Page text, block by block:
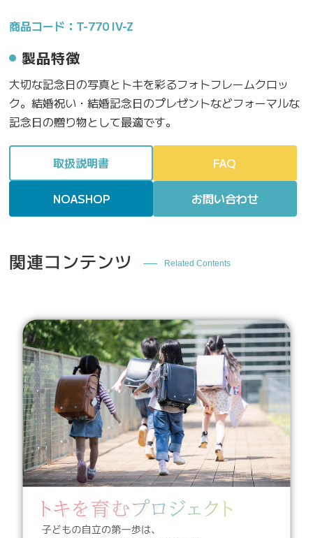
商品コード：T-770 IV-Z
製品特徴
大切な記念日の写真とトキを彩るフォトフレームクロッ
ク。結婚祝い・結婚記念日のプレゼントなどフォーマルな
記念日の贈り物として最適です。
取扱説明書 FAQ
NOASHOP お問い合わせ
関連コンテンツ Related Contents